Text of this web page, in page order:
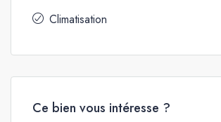
Climatisation
Ce bien vous intéresse ?